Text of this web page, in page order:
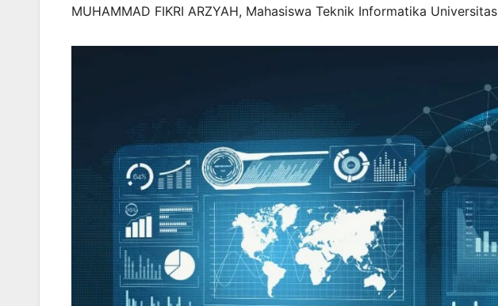
MUHAMMAD FIKRI ARZYAH, Mahasiswa Teknik Informatika